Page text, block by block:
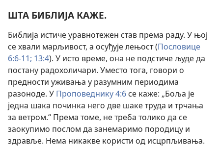
ШТА БИБЛИЈА КАЖЕ.
Библија истиче уравнотежен став према раду. У њој
се хвали марљивост, а осуђује лењост (Пословице
6:6-11; 13:4). У исто време, она не подстиче људе да
постану радохоличари. Уместо тога, говори о
предности уживања у разумним периодима
разоноде. У Проповеднику 4:6се каже: „Боља је
једна шака починка него две шаке труда и трчања
за ветром.“ Према томе, не треба толико да се
заокупимо послом да занемаримо породицу и
здравље. Нема никакве користи од исцрпљивања.